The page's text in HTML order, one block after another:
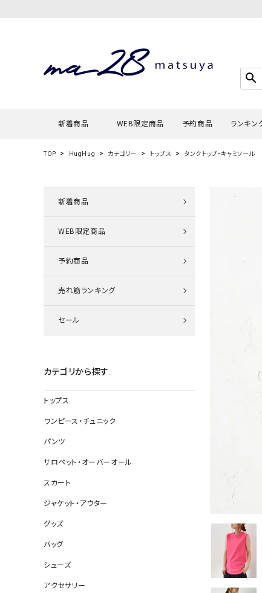
search
新着商品 WEB限定商品 予約商品 ランキン
タンクト
スウェ
その他
デニム
バッグ
帽子
ソックス
その他
TOP HugHug カテゴリー トップス タンクトップ・キャミソール
新着商品
WEB限定商品
予約商品
売れ筋ランキング
セール
カテゴリから探す
トップス
ワンピース・チュニック
パンツ
サロペット・オーバーオール
スカート
ジャケット・アウター
グッズ
バッグ
シューズ
アクセサリー